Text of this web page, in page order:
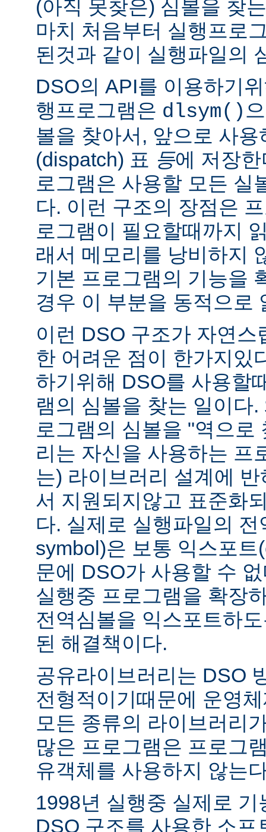
(아직 못찾은) 심볼을 찾
마치 처음부터 실행프로
된것과 같이 실행파일의
DSO의 API를 이용하기
행프로그램은 dlsym()
볼을 찾아서, 앞으로 사
(dispatch) 표 등에 저장
로그램은 사용할 모든 실
다. 이런 구조의 장점은
로그램이 필요할때까지
래서 메모리를 낭비하지
기본 프로그램의 기능을
경우 이 부분을 동적으로
이런 DSO 구조가 자연
한 어려운 점이 한가지있
하기위해 DSO를 사용할
램의 심볼을 찾는 일이다
로그램의 심볼을 "역으로
리는 자신을 사용하는 프
는) 라이브러리 설계에
서 지원되지않고 표준화
다. 실제로 실행파일의
symbol)은 보통 익스포
문에 DSO가 사용할 수
실행중 프로그램을 확장
전역심볼을 익스포트하
된 해결책이다.
공유라이브러리는 DSO
전형적이기때문에 운영
모든 종류의 라이브러리
많은 프로그램은 프로그
유객체를 사용하지 않는
1998년 실행중 실제로
DSO 구조를 사용한 소